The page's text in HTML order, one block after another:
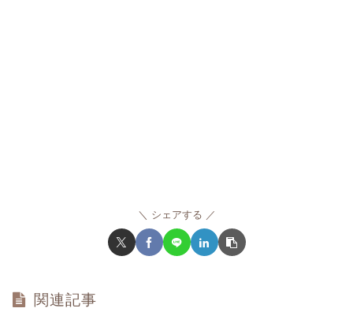
シェアする
関連記事